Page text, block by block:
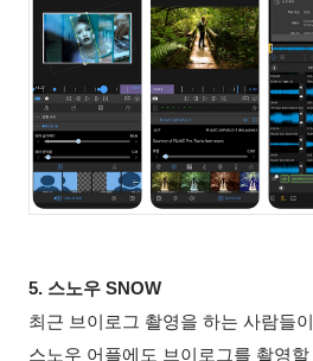
5. 스노우 SNOW
최근 브이로그 촬영을 하는 사람들이
스노우 어플에도 브이로그를 촬영할